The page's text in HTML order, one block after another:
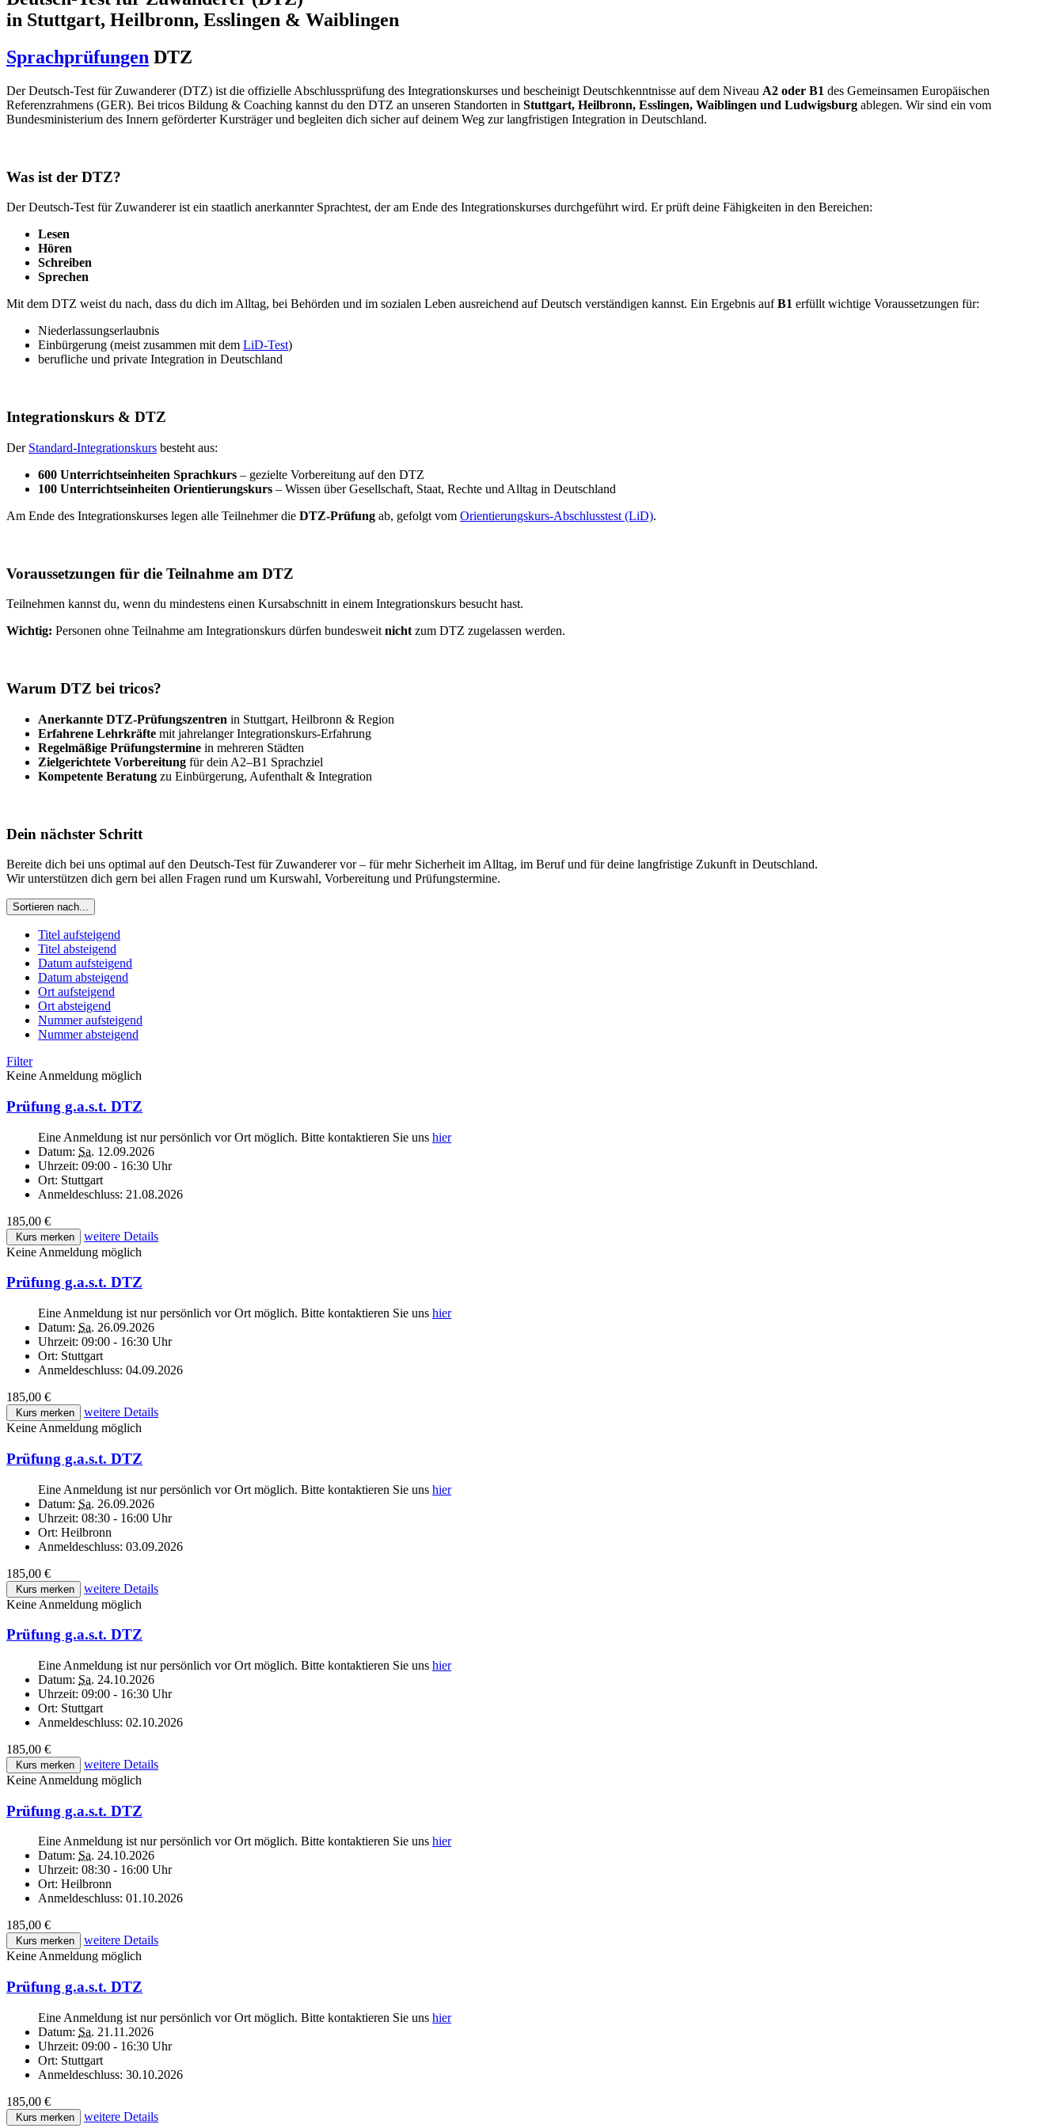
in Stuttgart, Heilbronn, Esslingen & Waiblingen
Sprachprüfungen DTZ
Der Deutsch-Test für Zuwanderer (DTZ) ist die offizielle Abschlussprüfung des Integrationskurses und bescheinigt Deutschkenntnisse auf dem Niveau A2 oder B1 des Gemeinsamen Europäischen
Referenzrahmens (GER). Bei tricos Bildung & Coaching kannst du den DTZ an unseren Standorten in Stuttgart, Heilbronn, Esslingen, Waiblingen und Ludwigsburg ablegen. Wir sind ein vom
Bundesministerium des Innern geförderter Kursträger und begleiten dich sicher auf deinem Weg zur langfristigen Integration in Deutschland.
Was ist der DTZ?
Der Deutsch-Test für Zuwanderer ist ein staatlich anerkannter Sprachtest, der am Ende des Integrationskurses durchgeführt wird. Er prüft deine Fähigkeiten in den Bereichen:
Lesen
Hören
Schreiben
Sprechen
Mit dem DTZ weist du nach, dass du dich im Alltag, bei Behörden und im sozialen Leben ausreichend auf Deutsch verständigen kannst. Ein Ergebnis aufB1 erfüllt wichtige Voraussetzungen für:
Niederlassungserlaubnis
Einbürgerung (meist zusammen mit dem LiD-Test)
berufliche und private Integration in Deutschland
Integrationskurs & DTZ
Der Standard-Integrationskurs besteht aus:
600 Unterrichtseinheiten Sprachkurs – gezielte Vorbereitung auf den DTZ
100 Unterrichtseinheiten Orientierungskurs – Wissen über Gesellschaft, Staat, Rechte und Alltag in Deutschland
Am Ende des Integrationskurses legen alle Teilnehmer die DTZ-Prüfung ab, gefolgt vom Orientierungskurs-Abschlusstest (LiD).
Voraussetzungen für die Teilnahme am DTZ
Teilnehmen kannst du, wenn du mindestens einen Kursabschnitt in einem Integrationskurs besucht hast.
Wichtig: Personen ohne Teilnahme am Integrationskurs dürfen bundesweit nicht zum DTZ zugelassen werden.
Warum DTZ bei tricos?
Anerkannte DTZ-Prüfungszentren in Stuttgart, Heilbronn & Region
Erfahrene Lehrkräfte mit jahrelanger Integrationskurs-Erfahrung
Regelmäßige Prüfungstermine in mehreren Städten
Zielgerichtete Vorbereitung für dein A2–B1 Sprachziel
Kompetente Beratung zu Einbürgerung, Aufenthalt & Integration
Dein nächster Schritt
Bereite dich bei uns optimal auf den Deutsch-Test für Zuwanderer vor – für mehr Sicherheit im Alltag, im Beruf und für deine langfristige Zukunft in Deutschland.
Wir unterstützen dich gern bei allen Fragen rund um Kurswahl, Vorbereitung und Prüfungstermine.
Sortieren nach...
Titel aufsteigend
Titel absteigend
Datum aufsteigend
Datum absteigend
Ort aufsteigend
Ort absteigend
Nummer aufsteigend
Nummer absteigend
Filter
Keine Anmeldung möglich
Prüfung g.a.s.t. DTZ
Eine Anmeldung ist nur persönlich vor Ort möglich. Bitte kontaktieren Sie uns hier
Datum: Sa. 12.09.2026
Uhrzeit: 09:00 - 16:30 Uhr
Ort: Stuttgart
Anmeldeschluss: 21.08.2026
185,00 €
Kurs merken
weitere Details
Keine Anmeldung möglich
Prüfung g.a.s.t. DTZ
Eine Anmeldung ist nur persönlich vor Ort möglich. Bitte kontaktieren Sie uns hier
Datum: Sa. 26.09.2026
Uhrzeit: 09:00 - 16:30 Uhr
Ort: Stuttgart
Anmeldeschluss: 04.09.2026
185,00 €
Kurs merken
weitere Details
Keine Anmeldung möglich
Prüfung g.a.s.t. DTZ
Eine Anmeldung ist nur persönlich vor Ort möglich. Bitte kontaktieren Sie uns hier
Datum: Sa. 26.09.2026
Uhrzeit: 08:30 - 16:00 Uhr
Ort: Heilbronn
Anmeldeschluss: 03.09.2026
185,00 €
Kurs merken
weitere Details
Keine Anmeldung möglich
Prüfung g.a.s.t. DTZ
Eine Anmeldung ist nur persönlich vor Ort möglich. Bitte kontaktieren Sie uns hier
Datum: Sa. 24.10.2026
Uhrzeit: 09:00 - 16:30 Uhr
Ort: Stuttgart
Anmeldeschluss: 02.10.2026
185,00 €
Kurs merken
weitere Details
Keine Anmeldung möglich
Prüfung g.a.s.t. DTZ
Eine Anmeldung ist nur persönlich vor Ort möglich. Bitte kontaktieren Sie uns hier
Datum: Sa. 24.10.2026
Uhrzeit: 08:30 - 16:00 Uhr
Ort: Heilbronn
Anmeldeschluss: 01.10.2026
185,00 €
Kurs merken
weitere Details
Keine Anmeldung möglich
Prüfung g.a.s.t. DTZ
Eine Anmeldung ist nur persönlich vor Ort möglich. Bitte kontaktieren Sie uns hier
Datum: Sa. 21.11.2026
Uhrzeit: 09:00 - 16:30 Uhr
Ort: Stuttgart
Anmeldeschluss: 30.10.2026
185,00 €
Kurs merken
weitere Details